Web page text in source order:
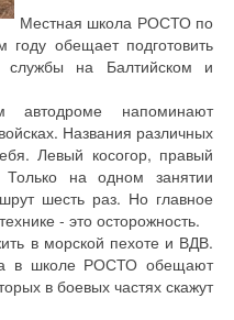
Местная школа РОСТО по
году обещает подготовить
службы на Балтийском и
автодроме напоминают
Названия различных
Левый косогор, правый
Только на одном занятии
шесть раз. Но главное
- это осторожность.
в морской пехоте и ВДВ.
в школе РОСТО обещают
в боевых частях скажут